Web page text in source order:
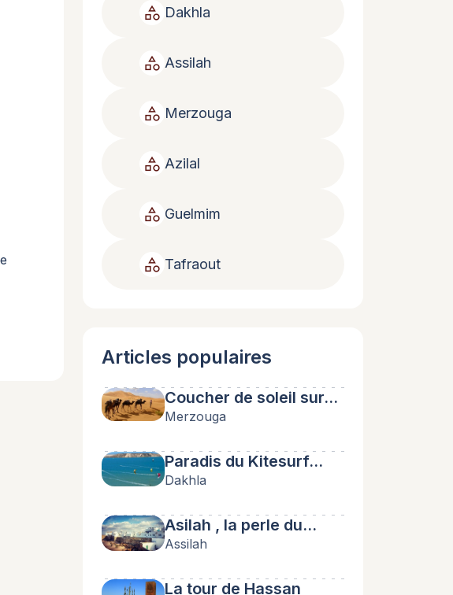
category Dakhla
category Assilah
category Merzouga
category Azilal
category Guelmim
category Tafraout
Articles populaires
Coucher de soleil sur…
Merzouga
Paradis du Kitesurf…
Dakhla
Asilah , la perle du…
Assilah
La tour de Hassan